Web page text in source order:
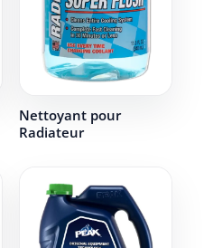
Nettoyant pour
Radiateur